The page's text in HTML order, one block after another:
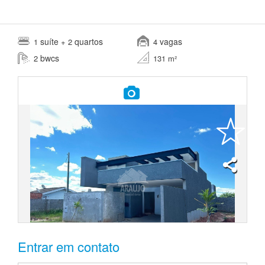
1 suíte + 2 quartos
2 bwcs
4 vagas
131 m²
Entrar em contato